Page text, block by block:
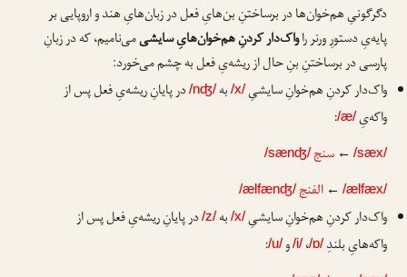
دگرگونیِ هم‌خوان‌ها در برساختنِ بن‌هایِ فعل در زبان‌هایِ هند و اروپایی بر
پایه‌یِ دستورِ ورنر راواک‌دار کردنِ هم‌خوان‌هایِ سایشیمی‌نامیم، که در زبانِ
پارسی در برساختنِ بنِ حال از ریشه‌یِ فعل به چشم می‌خورد:
واک‌دار کردنِ هم‌خوانِ سایشیِ/x/به/nʤ/در پایانِ ریشه‌یِ فعل پس از
واکه‌یِ/æ/
:
/sæx/
←سنج /sænʤ/
/ælfæx/
←الفنج /ælfænʤ/
واک‌دار کردنِ هم‌خوانِ سایشیِ/x/به/z/در پایانِ ریشه‌یِ فعل پس از
واکه‌هایِ بلندِ/ɒ/،/i/و/u/
: